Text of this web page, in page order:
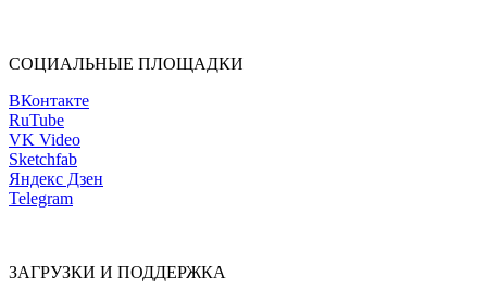
СОЦИАЛЬНЫЕ ПЛОЩАДКИ
ВКонтакте
RuTube
VK Video
Sketchfab
Яндекс Дзен
Telegram
ЗАГРУЗКИ И ПОДДЕРЖКА